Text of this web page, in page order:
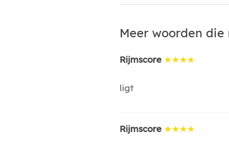
Meer woorden die
Rijmscore ★★★★
ligt
Rijmscore ★★★★